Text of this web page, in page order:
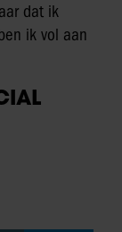
dat ik
ik vol aan